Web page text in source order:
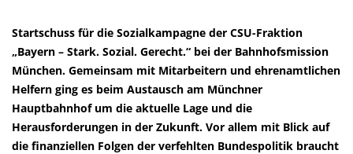
Startschuss für die Sozialkampagne der CSU-Fraktion
Bayern – Stark. Sozial. Gerecht.“ bei der Bahnhofsmission
München. Gemeinsam mit Mitarbeitern und ehrenamtlichen
Helfern ging es beim Austausch am Münchner
Hauptbahnhof um die aktuelle Lage und die
Herausforderungen in der Zukunft. Vor allem mit Blick auf
die finanziellen Folgen der verfehlten Bundespolitik braucht